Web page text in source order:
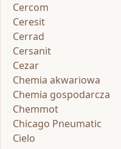
Cercom
Ceresit
Cerrad
Cersanit
Cezar
Chemia akwariowa
Chemia gospodarcza
Chemmot
Chicago Pneumatic
Cielo